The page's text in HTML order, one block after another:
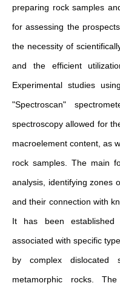
preparing rock samples
for assessing the
the necessity of
and the efficient
Experimental studies
"Spectroscan"
spectroscopy allowed for
macroelement content, as
rock samples. The main
analysis, identifying zones
and their connection with
It has been
associated with specific
by complex dislocated
metamorphic rocks.